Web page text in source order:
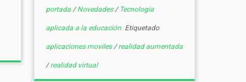
portada /Novedades/ Tecnología
aplicada a la educación Etiquetado
aplicaciones moviles/realidad aumentada
/realidad virtual